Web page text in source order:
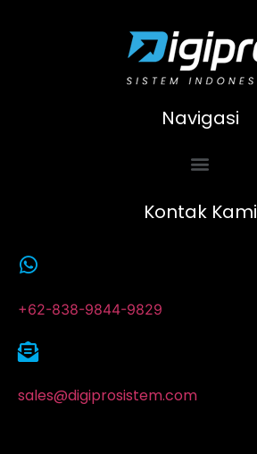
Navigasi
Kontak Kami
+62-838-9844-9829
sales@digiprosistem.com